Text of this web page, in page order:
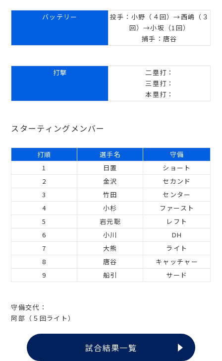
バッテリー
投手：小野（４回）→西嶋（３
回）→小坂（1回）
捕手：唐谷
打撃
二塁打：
三塁打：
本塁打：
スターティングメンバー
打順 選手名
守備
1
日置
ショート
2
金沢
セカンド
3
竹田
センター
4
小杉
ファースト
5
岩元聡
レフト
6
小川
DH
7
大熊
ライト
8
唐谷
キャッチャー
9
船引 サード
守備交代：
阿部（５回ライト）
試合結果一覧